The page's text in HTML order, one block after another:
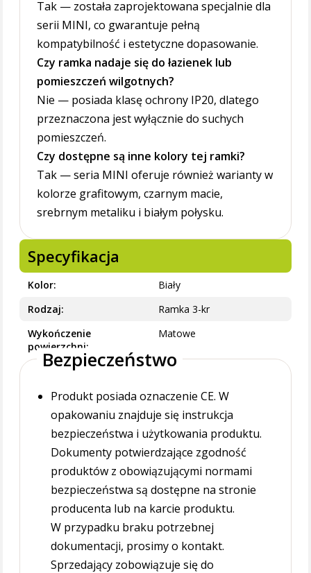
Tak — została zaprojektowana specjalnie dla
serii MINI, co gwarantuje pełną
kompatybilność i estetyczne dopasowanie.
Czy ramka nadaje się do łazienek lub
pomieszczeń wilgotnych?
Nie — posiada klasę ochrony IP20, dlatego
przeznaczona jest wyłącznie do suchych
pomieszczeń.
Czy dostępne są inne kolory tej ramki?
Tak — seria MINI oferuje również warianty w
kolorze grafitowym, czarnym macie,
srebrnym metaliku i białym połysku.
Specyfikacja
Kolor
Biały
Rodzaj
Ramka 3-kr
Wykończenie
powierzchni
Matowe
Bezpieczeństwo
Produkt posiada oznaczenie CE. W
opakowaniu znajduje się instrukcja
bezpieczeństwa i użytkowania produktu.
Dokumenty potwierdzające zgodność
produktów z obowiązującymi normami
bezpieczeństwa są dostępne na stronie
producenta lub na karcie produktu.
W przypadku braku potrzebnej
dokumentacji, prosimy o kontakt.
Sprzedający zobowiązuje się do